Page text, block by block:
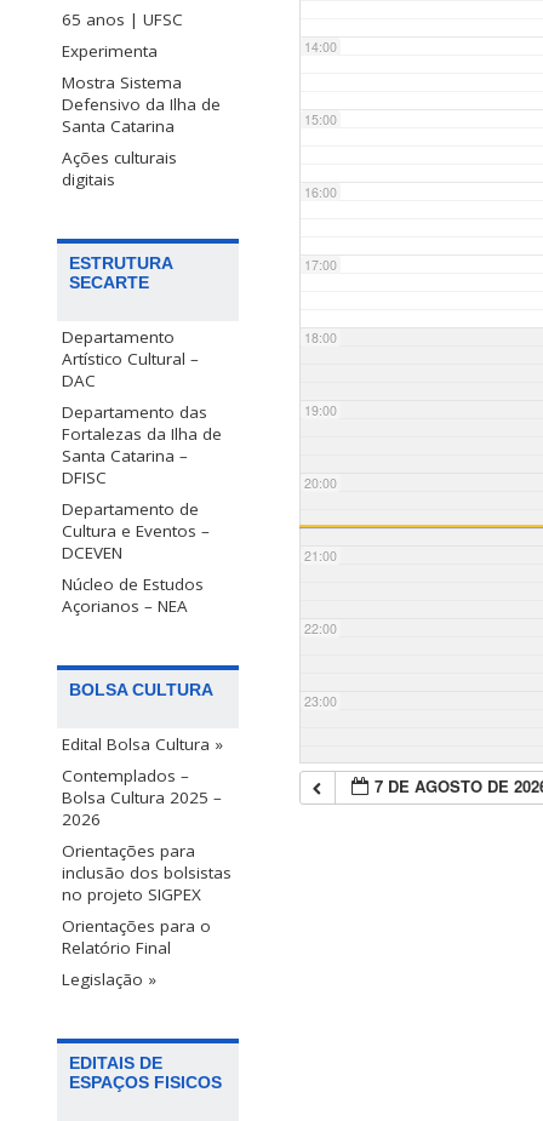
65 anos | UFSC
Experimenta
Mostra Sistema
Defensivo da Ilha de
Santa Catarina
Ações culturais
digitais
ESTRUTURA
SECARTE
Departamento
Artístico Cultural –
DAC
Departamento das
Fortalezas da Ilha de
Santa Catarina –
DFISC
Departamento de
Cultura e Eventos –
DCEVEN
Núcleo de Estudos
Açorianos – NEA
BOLSA CULTURA
Edital Bolsa Cultura »
Contemplados –
Bolsa Cultura 2025 –
2026
Orientações para
inclusão dos bolsistas
no projeto SIGPEX
Orientações para o
Relatório Final
Legislação »
EDITAIS DE
ESPAÇOS FISICOS
14:00
15:00
16:00
17:00
18:00
19:00
20:00
21:00
22:00
23:00
7 DE AGOSTO DE